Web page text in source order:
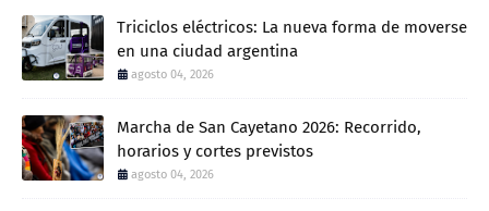
Triciclos eléctricos: La nueva forma de moverse
en una ciudad argentina
agosto 04, 2026
Marcha de San Cayetano 2026: Recorrido,
horarios y cortes previstos
agosto 04, 2026